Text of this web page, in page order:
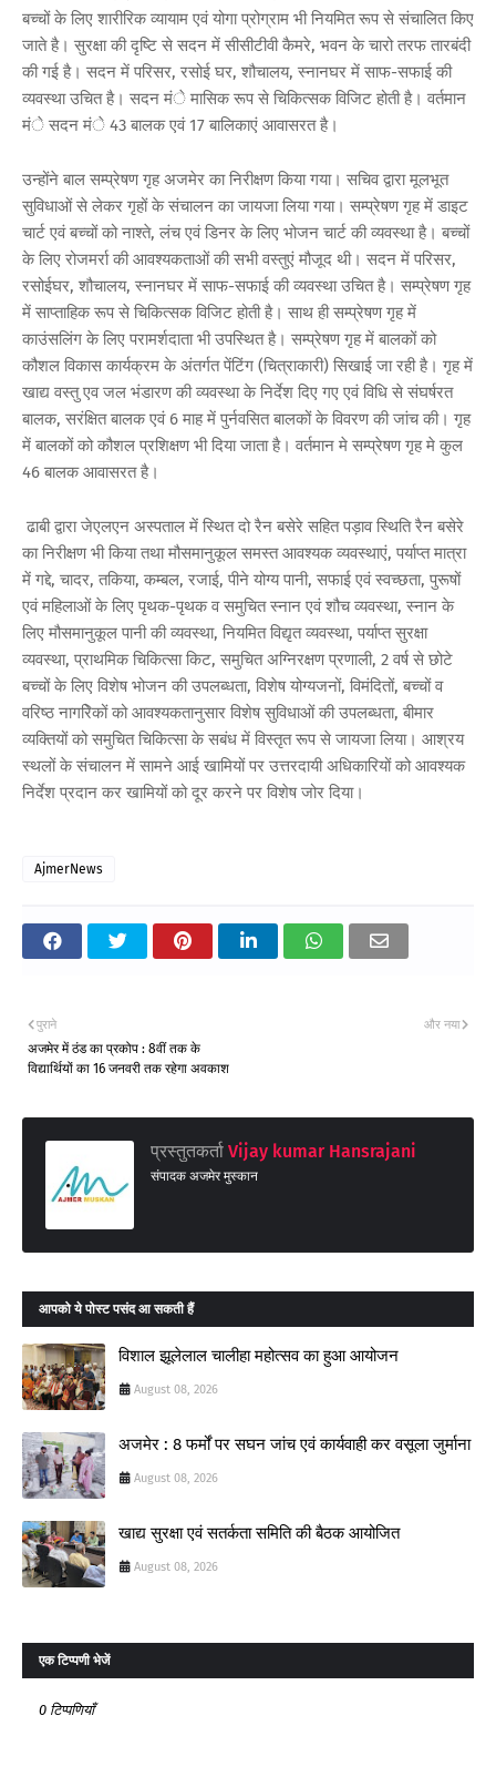
बच्चों के लिए शारीरिक व्यायाम एवं योगा प्रोग्राम भी नियमित रूप से संचालित किए
जाते है। सुरक्षा की दृष्टि से सदन में सीसीटीवी कैमरे, भवन के चारो तरफ तारबंदी
की गई है। सदन में परिसर, रसोई घर, शौचालय, स्नानघर में साफ-सफाई की
व्यवस्था उचित है। सदन मंे मासिक रूप से चिकित्सक विजिट होती है। वर्तमान
मंे सदन मंे 43 बालक एवं 17 बालिकाएं आवासरत है।
उन्होंने बाल सम्प्रेषण गृह अजमेर का निरीक्षण किया गया। सचिव द्वारा मूलभूत
सुविधाओं से लेकर गृहों के संचालन का जायजा लिया गया। सम्प्रेषण गृह में डाइट
चार्ट एवं बच्चों को नाश्ते, लंच एवं डिनर के लिए भोजन चार्ट की व्यवस्था है। बच्चों
के लिए रोजमर्रा की आवश्यकताओं की सभी वस्तुएं मौजूद थी। सदन में परिसर,
रसोईघर, शौचालय, स्नानघर में साफ-सफाई की व्यवस्था उचित है। सम्प्रेषण गृह
में साप्ताहिक रूप से चिकित्सक विजिट होती है। साथ ही सम्प्रेषण गृह में
काउंसलिंग के लिए परामर्शदाता भी उपस्थित है। सम्प्रेषण गृह में बालकों को
कौशल विकास कार्यक्रम के अंतर्गत पेंटिंग (चित्राकारी) सिखाई जा रही है। गृह में
खाद्य वस्तु एव जल भंडारण की व्यवस्था के निर्देश दिए गए एवं विधि से संघर्षरत
बालक, सरंक्षित बालक एवं 6 माह में पुर्नवसित बालकों के विवरण की जांच की। गृह
में बालकों को कौशल प्रशिक्षण भी दिया जाता है। वर्तमान मे सम्प्रेषण गृह मे कुल
46 बालक आवासरत है।
ढाबी द्वारा जेएलएन अस्पताल में स्थित दो रैन बसेरे सहित पड़ाव स्थिति रैन बसेरे
का निरीक्षण भी किया तथा मौसमानुकूल समस्त आवश्यक व्यवस्थाएं, पर्याप्त मात्रा
में गद्दे, चादर, तकिया, कम्बल, रजाई, पीने योग्य पानी, सफाई एवं स्वच्छता, पुरूषों
एवं महिलाओं के लिए पृथक-पृथक व समुचित स्नान एवं शौच व्यवस्था, स्नान के
लिए मौसमानुकूल पानी की व्यवस्था, नियमित विद्यृत व्यवस्था, पर्याप्त सुरक्षा
व्यवस्था, प्राथमिक चिकित्सा किट, समुचित अग्निरक्षण प्रणाली, 2 वर्ष से छोटे
बच्चों के लिए विशेष भोजन की उपलब्धता, विशेष योग्यजनों, विमंदितों, बच्चों व
वरिष्ठ नागरिेकों को आवश्यकतानुसार विशेष सुविधाओं की उपलब्धता, बीमार
व्यक्तियों को समुचित चिकित्सा के सबंध में विस्तृत रूप से जायजा लिया। आश्रय
स्थलों के संचालन में सामने आई खामियों पर उत्तरदायी अधिकारियों को आवश्यक
निर्देश प्रदान कर खामियों को दूर करने पर विशेष जोर दिया।
AjmerNews
और नया
पुराने
अजमेर में ठंड का प्रकोप : 8वीं तक के
विद्यार्थियों का 16 जनवरी तक रहेगा अवकाश
प्रस्तुतकर्ता Vijay kumar Hansrajani
संपादक अजमेर मुस्कान
आपको ये पोस्ट पसंद आ सकती हैं
विशाल झूलेलाल चालीहा महोत्सव का हुआ आयोजन
August 08, 2026
अजमेर : 8 फर्मों पर सघन जांच एवं कार्यवाही कर वसूला जुर्माना
August 08, 2026
खाद्य सुरक्षा एवं सतर्कता समिति की बैठक आयोजित
August 08, 2026
एक टिप्पणी भेजें
0 टिप्पणियाँ